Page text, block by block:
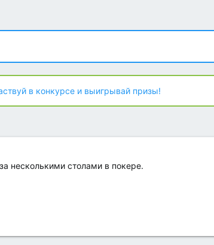
в конкурсе и выигрывай призы!
несколькими столами в покере.